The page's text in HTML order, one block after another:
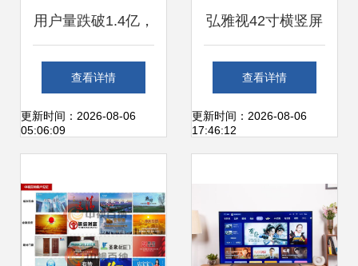
用户量跌破1.4亿，
有线电视与电视广
告的未来何在？
查看详情
更新时间：2026-08-06
05:06:09
弘雅视42寸横竖屏
广告机 楼宇广告的
性价比之选
查看详情
更新时间：2026-08-06
17:46:12